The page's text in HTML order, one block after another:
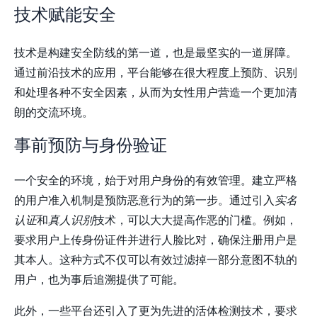
技术赋能安全
技术是构建安全防线的第一道，也是最坚实的一道屏障。
通过前沿技术的应用，平台能够在很大程度上预防、识别
和处理各种不安全因素，从而为女性用户营造一个更加清
朗的交流环境。
事前预防与身份验证
一个安全的环境，始于对用户身份的有效管理。建立严格
的用户准入机制是预防恶意行为的第一步。通过引入 实名
认证和真人识别技术，可以大大提高作恶的门槛。例如，
要求用户上传身份证件并进行人脸比对，确保注册用户是
其本人。这种方式不仅可以有效过滤掉一部分意图不轨的
用户，也为事后追溯提供了可能。
此外，一些平台还引入了更为先进的活体检测技术，要求